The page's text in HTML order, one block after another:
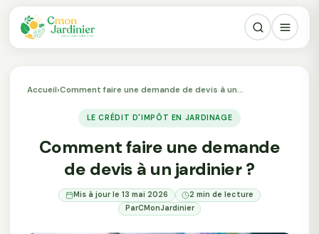
Accueil›Comment faire une demande de devis à un…
LE CRÉDIT D'IMPÔT EN JARDINAGE
Comment faire une demande
de devis à un jardinier ?
Mis à jour le 13 mai 2026
2 min de lecture
ParCMonJardinier